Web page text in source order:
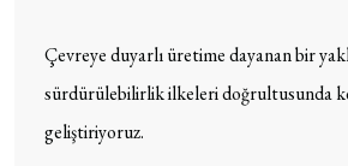
Çevreye duyarlı üretime dayanan bir
sürdürülebilirlik ilkeleri doğrultusunda
geliştiriyoruz.